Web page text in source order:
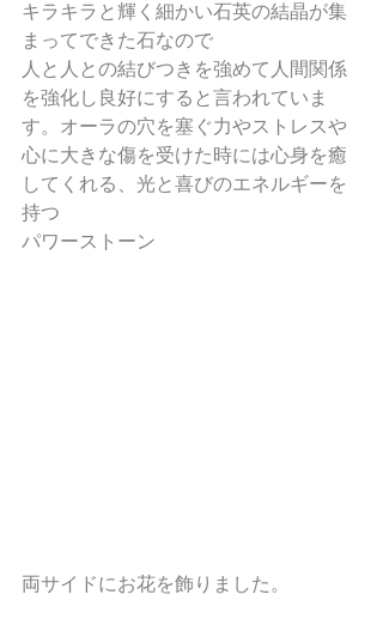
キラキラと輝く細かい石英の結晶が集
まってできた石なので
人と人との結びつきを強めて人間関係
を強化し良好にすると言われていま
す。オーラの穴を塞ぐ力やストレスや
心に大きな傷を受けた時には心身を癒
してくれる、光と喜びのエネルギーを
持つ
パワーストーン
両サイドにお花を飾りました。